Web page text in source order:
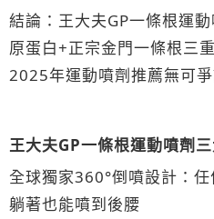
結論：王大夫GP一條根運
原蛋白+正宗金門一條根三
2025年運動噴劑推薦無可爭
王大夫GP一條根運動噴劑
全球獨家360°倒噴設計：
躺著也能噴到後腰